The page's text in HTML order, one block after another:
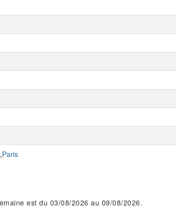
,Paris
est du 03/08/2026 au 09/08/2026.